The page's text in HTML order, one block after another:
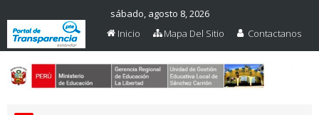
sábado, agosto 8, 2026
Inicio
Mapa Del Sitio Contactanos